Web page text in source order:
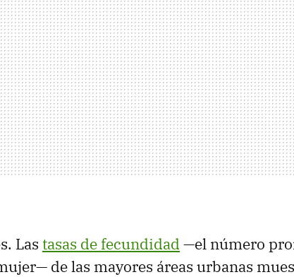
Las tasas de fecundidad —el número
de las mayores áreas urbanas